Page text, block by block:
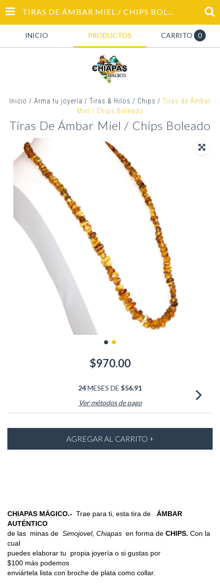
TIRAS DE ÁMBAR MIEL / CHIPS BOLEADO
INICIO PRODUCTOS CARRITO 0
Inicio / Arma tu joyería / Tiras & Hilos / Chips / Tiras de Ámbar
Miel / Chips Boleado
Tiras De Ámbar Miel / Chips Boleado
$970.00
24MESES DE $56.91
Ver métodos de pago
CHIAPAS MÁGICO.- Trae para ti, esta tira de ÁMBAR
AUTÉNTICO
de las minas de Simojovel, Chiapas en forma de CHIPS. Con la
cual
puedes elaborar tu propia joyería o si gustas por
$100 más podemos
enviártela lista con broche de plata como collar.